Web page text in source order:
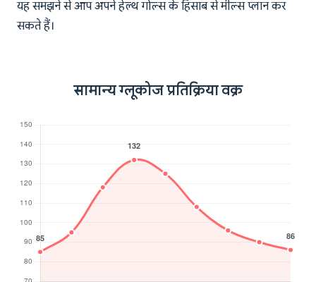
यह समझने से आप अपने हेल्थ गोल्स के हिसाब से मील्स प्लान कर
सकते हैं।
सामान्य ग्लूकोज प्रतिक्रिया वक्र